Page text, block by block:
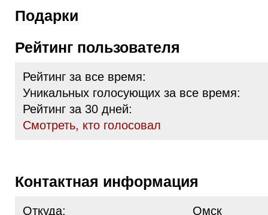
Подарки
Рейтинг пользователя
Рейтинг за все время:
Уникальных голосующих за все время:
Рейтинг за 30 дней:
Cмотреть, кто голосовал
Контактная информация
Откуда:
Омск